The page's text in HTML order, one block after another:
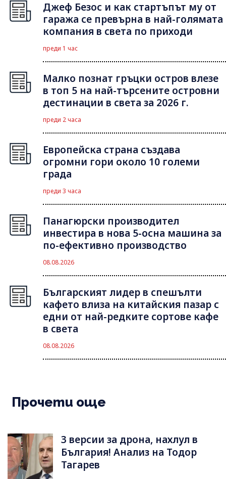
Джеф Безос и как стартъпът му от
гаража се превърна в най-голямата
компания в света по приходи
преди 1 час
Малко познат гръцки остров влезе
в топ 5 на най-търсените островни
дестинации в света за 2026 г.
преди 2 часа
Европейска страна създава
огромни гори около 10 големи
града
преди 3 часа
Панагюрски производител
инвестира в нова 5-осна машина за
по-ефективно производство
08.08.2026
Българският лидер в спешълти
кафето влиза на китайския пазар с
едни от най-редките сортове кафе
в света
08.08.2026
Прочети още
3 версии за дрона, нахлул в
България! Анализ на Тодор
Тагарев